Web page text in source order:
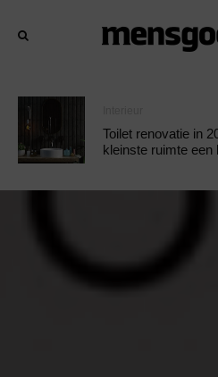
Toilet renovatie in
kleinste ruimte een